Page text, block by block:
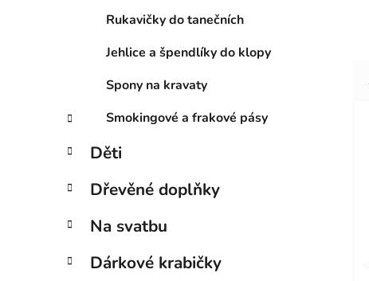
Rukavičky do tanečních
Jehlice a špendlíky do klopy
Spony na kravaty
Smokingové a frakové pásy
Děti
Dřevěné doplňky
Na svatbu
Dárkové krabičky